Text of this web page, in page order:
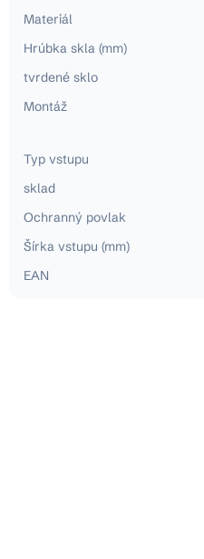
Materiál
Hrúbka skla (mm)
tvrdené sklo
Montáž
Typ vstupu
sklad
Ochranný povlak
Šírka vstupu (mm)
EAN